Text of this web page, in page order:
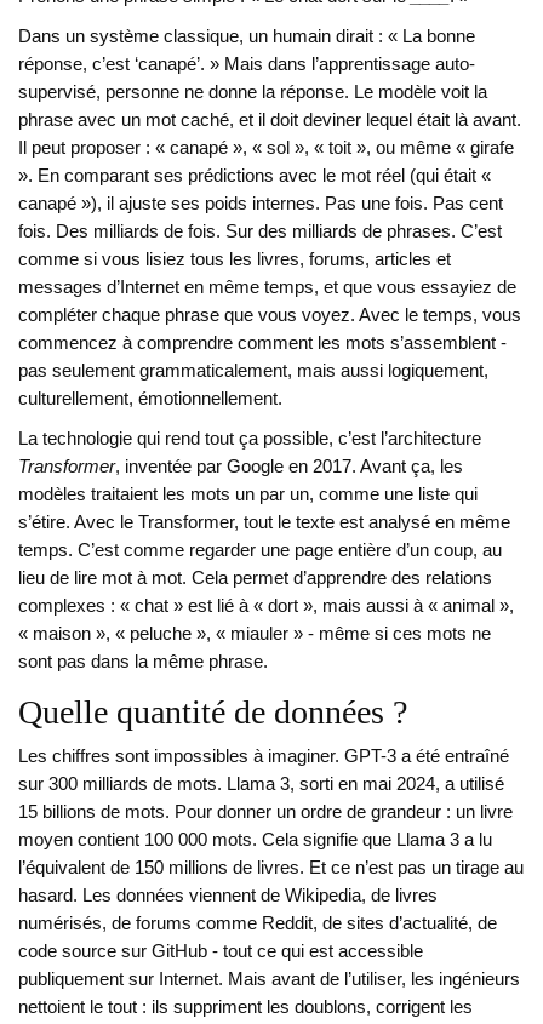
Dans un système classique, un humain dirait : « La bonne
réponse, c’est ‘canapé’. » Mais dans l’apprentissage auto-
supervisé, personne ne donne la réponse. Le modèle voit la
phrase avec un mot caché, et il doit deviner lequel était là avant.
Il peut proposer : « canapé », « sol », « toit », ou même « girafe
». En comparant ses prédictions avec le mot réel (qui était «
canapé »), il ajuste ses poids internes. Pas une fois. Pas cent
fois. Des milliards de fois. Sur des milliards de phrases. C’est
comme si vous lisiez tous les livres, forums, articles et
messages d’Internet en même temps, et que vous essayiez de
compléter chaque phrase que vous voyez. Avec le temps, vous
commencez à comprendre comment les mots s’assemblent -
pas seulement grammaticalement, mais aussi logiquement,
culturellement, émotionnellement.
La technologie qui rend tout ça possible, c’est l’architecture
Transformer, inventée par Google en 2017. Avant ça, les
modèles traitaient les mots un par un, comme une liste qui
s’étire. Avec le Transformer, tout le texte est analysé en même
temps. C’est comme regarder une page entière d’un coup, au
lieu de lire mot à mot. Cela permet d’apprendre des relations
complexes : « chat » est lié à « dort », mais aussi à « animal »,
« maison », « peluche », « miauler » - même si ces mots ne
sont pas dans la même phrase.
Quelle quantité de données ?
Les chiffres sont impossibles à imaginer. GPT-3 a été entraîné
sur 300 milliards de mots. Llama 3, sorti en mai 2024, a utilisé
15 billions de mots. Pour donner un ordre de grandeur : un livre
moyen contient 100 000 mots. Cela signifie que Llama 3 a lu
l’équivalent de 150 millions de livres. Et ce n’est pas un tirage au
hasard. Les données viennent de Wikipedia, de livres
numérisés, de forums comme Reddit, de sites d’actualité, de
code source sur GitHub - tout ce qui est accessible
publiquement sur Internet. Mais avant de l’utiliser, les ingénieurs
nettoient le tout : ils suppriment les doublons, corrigent les